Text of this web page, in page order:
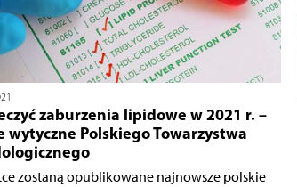
zaburzenia lipidowe w 2021 r. –
wytyczne Polskiego Towarzystwa
zostaną opublikowane najnowsze polskie